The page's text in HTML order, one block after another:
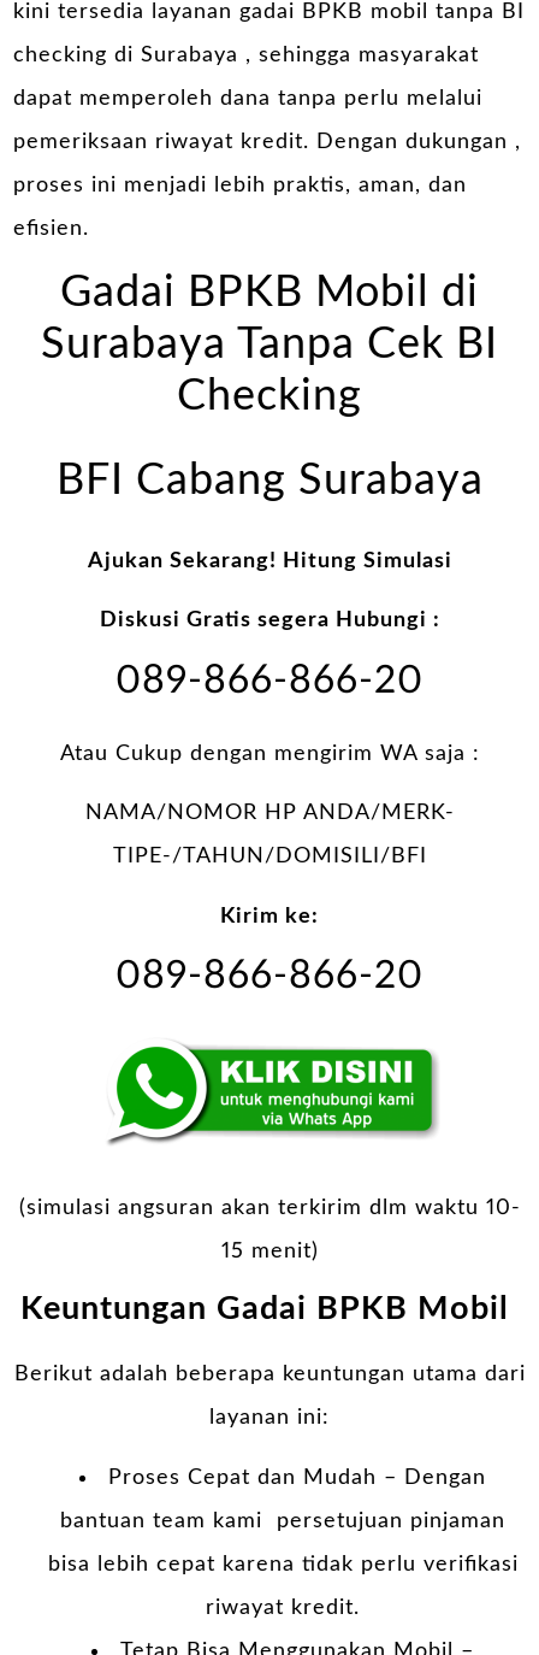
kini tersedia layanan gadai BPKB mobil tanpa BI
checking di Surabaya , sehingga masyarakat
dapat memperoleh dana tanpa perlu melalui
pemeriksaan riwayat kredit. Dengan dukungan ,
proses ini menjadi lebih praktis, aman, dan
efisien.
Gadai BPKB Mobil di
Surabaya Tanpa Cek BI
Checking
BFI Cabang Surabaya
Ajukan Sekarang! Hitung Simulasi
Diskusi Gratis segera Hubungi :
089-866-866-20
Atau Cukup dengan mengirim WA saja :
NAMA/NOMOR HP ANDA/MERK-
TIPE-/TAHUN/DOMISILI/BFI
Kirim ke:
089-866-866-20
(simulasi angsuran akan terkirim dlm waktu 10-
15 menit)
Keuntungan Gadai BPKB Mobil
Berikut adalah beberapa keuntungan utama dari
layanan ini:
Proses Cepat dan Mudah – Dengan
bantuan team kami persetujuan pinjaman
bisa lebih cepat karena tidak perlu verifikasi
riwayat kredit.